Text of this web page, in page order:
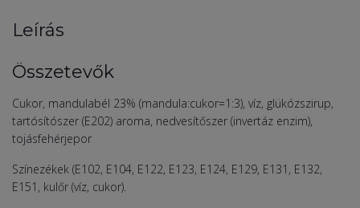
Leírás
Összetevők
Cukor, mandulabél 23% (mandula:cukor=1:3), víz, glükózszirup,
tartósítószer (E202) aroma, nedvesítőszer (invertáz enzim),
tojásfehérjepor
Színezékek (E102, E104, E122, E123, E124, E129, E131, E132,
E151, kulőr (víz, cukor).